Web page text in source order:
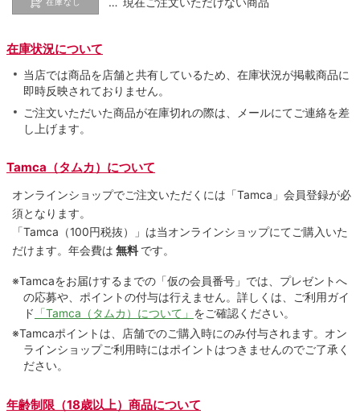
在庫なし
在庫状況について
当店では商品を店舗と共有しているため、在庫状況が掲載商品に
即時反映されておりません。
ご注文いただいた商品が在庫切れの際は、メールにてご連絡を差
し上げます。
Tamca（タムカ）について
オンラインショップでご注⽂いただくには「Tamca」会員登録が必
須となります。
「Tamca （100円税抜）
」は当オンラインショップにてご購⼊いた
だけます。 年会費は 無料 です。
※Tamcaをお届けするまでの「仮の会員番号」では、プレゼントへ
の応募や、ポイントの付与は⾏えません。詳しくは、ご利⽤ガイ
ド 「Tamca（タムカ）について」 をご確認ください。
※Tamcaポイントは、店舗でのご購⼊時にのみ付与されます。オン
ラインショップご利用時にはポイントはつきませんのでご了承く
ださい。
年齢制限（18歳以上）商品について